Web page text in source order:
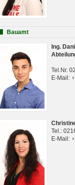
Bauamt
Ing.
Tel.Nr.
E-Mail:
Tel.:
E-Mail: